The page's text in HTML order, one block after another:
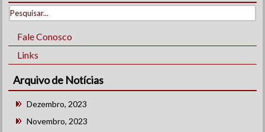
Fale Conosco
Links
Arquivo de Notícias
Dezembro, 2023
Novembro, 2023